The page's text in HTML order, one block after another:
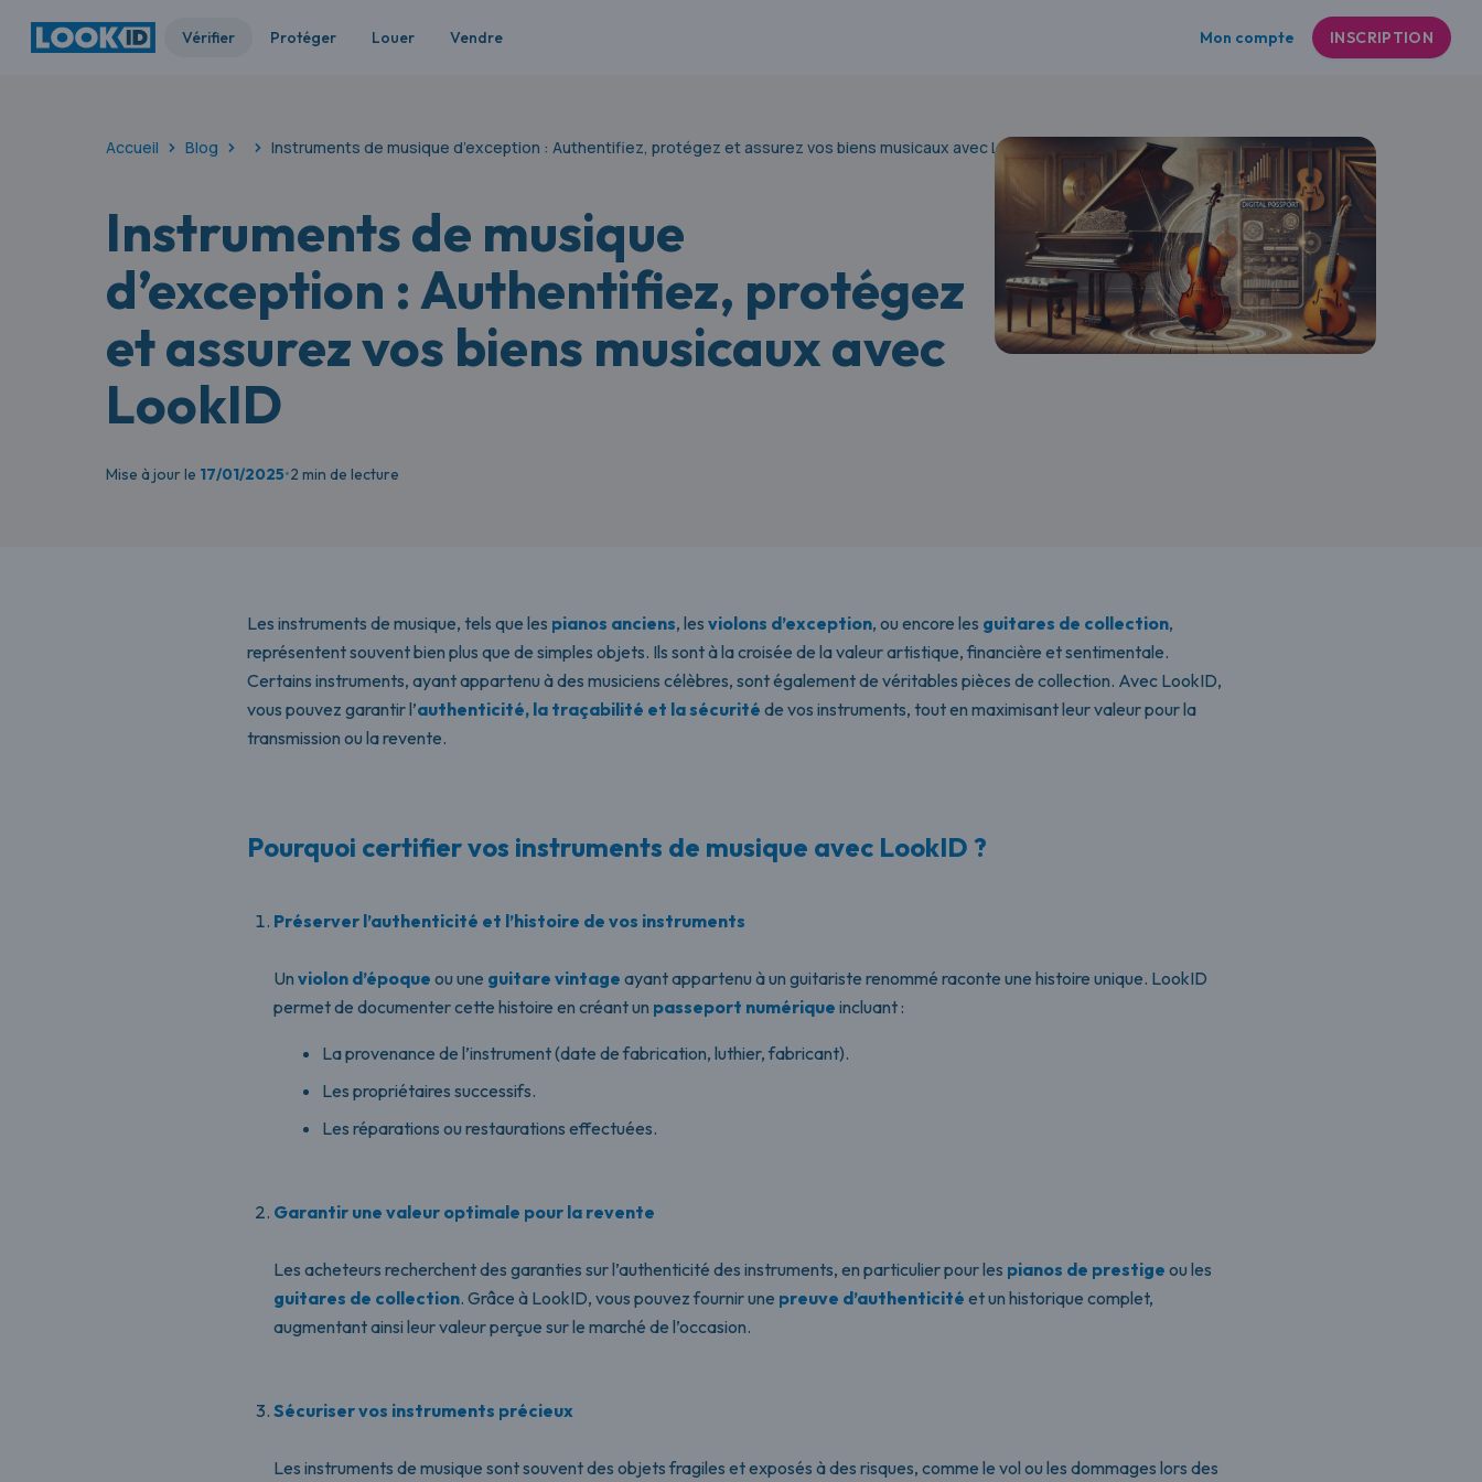
Vérifier Protéger Louer Vendre Mon compte INSCRIPTION
Accueil Blog Pour vos différentes catégories d'objets : préserver, authentifier, assurer et valoriser
Instruments de musique d’exception : Authentifiez, protégez et assurez vos biens musicaux avec LookID
Instruments de musique
d’exception : Authentifiez, protégez
et assurez vos biens musicaux avec
LookID
Mise à jour le 17/01/2025•2 min de lecture
Les instruments de musique, tels que les pianos anciens, les violons d’exception, ou encore les guitares de collection,
représentent souvent bien plus que de simples objets. Ils sont à la croisée de la valeur artistique, financière et sentimentale.
Certains instruments, ayant appartenu à des musiciens célèbres, sont également de véritables pièces de collection. Avec LookID,
vous pouvez garantir l’authenticité, la traçabilité et la sécurité de vos instruments, tout en maximisant leur valeur pour la
transmission ou la revente.
Pourquoi certifier vos instruments de musique avec LookID ?
Préserver l’authenticité et l’histoire de vos instruments
Un violon d’époque ou une guitare vintage ayant appartenu à un guitariste renommé raconte une histoire unique. LookID
permet de documenter cette histoire en créant un passeport numérique incluant :
La provenance de l’instrument (date de fabrication, luthier, fabricant).
Les propriétaires successifs.
Les réparations ou restaurations effectuées.
Garantir une valeur optimale pour la revente
Les acheteurs recherchent des garanties sur l’authenticité des instruments, en particulier pour les pianos de prestige ou les
guitares de collection. Grâce à LookID, vous pouvez fournir une preuve d’authenticité et un historique complet,
augmentant ainsi leur valeur perçue sur le marché de l’occasion.
Sécuriser vos instruments précieux
Les instruments de musique sont souvent des objets fragiles et exposés à des risques, comme le vol ou les dommages lors des